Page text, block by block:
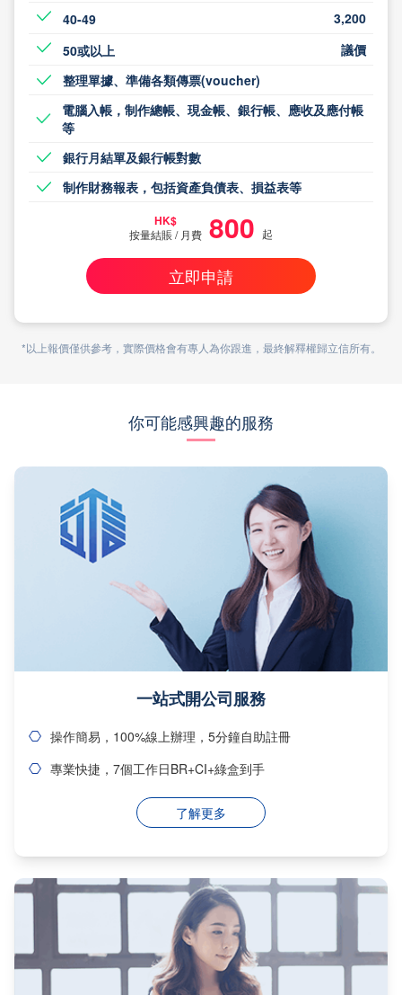
40-49
3,200
50或以上
議價
整理單據、準備各類傳票(voucher)
電腦入帳，制作總帳、現金帳、銀行帳、應收及應付帳
等
銀行月結單及銀行帳對數
制作財務報表，包括資產負債表、損益表等
HK$
按量結賬 / 月費 800 起
立即申請
*以上報價僅供參考，實際價格會有專人為你跟進，最終解釋權歸立信所有。
你可能感興趣的服務
一站式開公司服務
操作簡易，100%線上辦理，5分鐘自助註冊
專業快捷，7個工作日BR+CI+綠盒到手
了解更多